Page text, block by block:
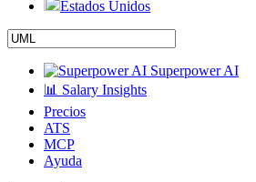
Estados Unidos
Superpower AI
📊 Salary Insights
Precios
ATS
MCP
Ayuda